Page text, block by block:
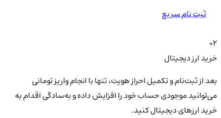
ثبت نام سریع
02
خرید ارز دیجیتال
بعد از ثبت‌نام و تکمیل احراز هویت، تنها با انجام واریز تومانی
می‌توانید موجودی حساب خود را افزایش داده و به‌سادگی اقدام به
خرید ارزهای دیجیتال کنید.